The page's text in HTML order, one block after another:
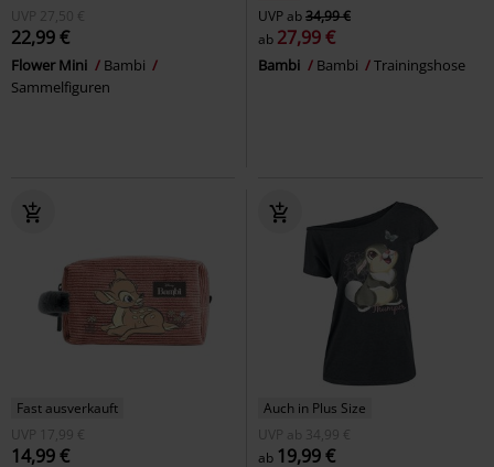
UVP
27,50 €
22,99 €
Flower Mini
Bambi
Sammelfiguren
UVPab34,99 €
ab 27,99 €
Bambi Bambi Trainingshose
Fast ausverkauft
UVP
17,99 €
14,99 €
Auch in Plus Size
UVP
ab
34,99 €
ab 19,99 €